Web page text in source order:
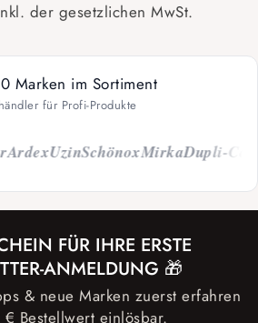
der gesetzlichen MwSt.
Marken im Sortiment
für Profi-Produkte
UzinSchönoxMirkaDupli-Color
FÜR IHRE ERSTE
ANMELDUNG 🎁
& neue Marken zuerst erfahren
Bestellwert einlösbar.